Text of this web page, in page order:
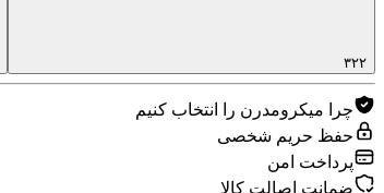
۳۲۲
چرا میکرومدرن را انتخاب کنیم
حفظ حریم شخصی
پرداخت امن
ضمانت اصالت کالا